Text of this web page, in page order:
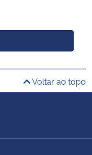
Voltar ao topo